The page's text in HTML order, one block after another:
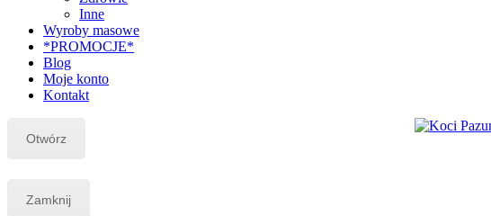
Inne
Wyroby masowe
*PROMOCJE*
Blog
Moje konto
Kontakt
Otwórz
Zamknij